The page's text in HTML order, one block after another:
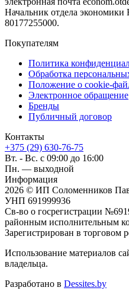
Начальник отдела
80177255000.
Покупателям
Политика
Обработка
Положение о cookie-
Электронное обращение
Бренды
Публичный договор
Контакты
+375 (29) 630-76-75
Вт. - Вс. с 09:00 до 16:00
Пн. — выходной
Информация
2026 © ИП Соломенников
УНП 691999936
Св-во о госрегистрации
районным исполнительным
Зарегистрирован в торговом
Использование материалов
владельца.
Разработано в Dessites.by